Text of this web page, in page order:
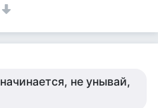
не унывай,